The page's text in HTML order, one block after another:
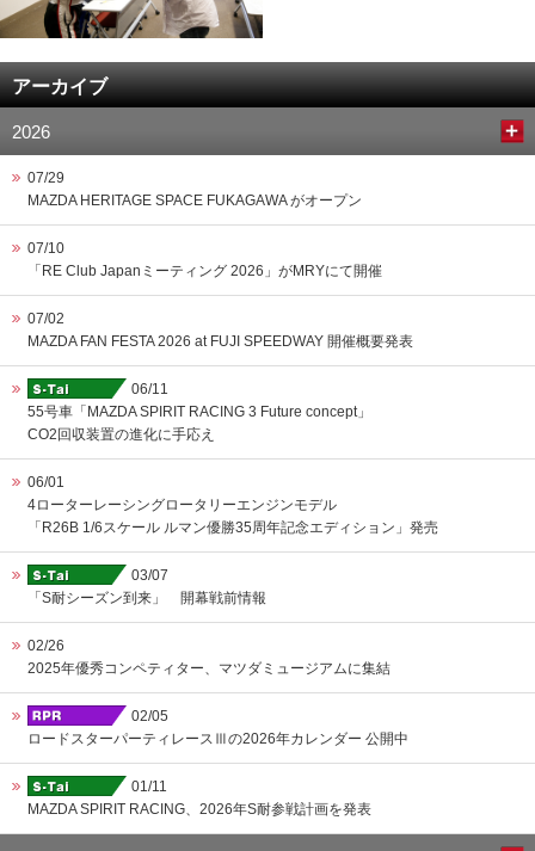
アーカイブ
2026
07/29
MAZDA HERITAGE SPACE FUKAGAWA がオープン
07/10
「RE Club Japanミーティング 2026」がMRYにて開催
07/02
MAZDA FAN FESTA 2026 at FUJI SPEEDWAY 開催概要発表
06/11
55号車「MAZDA SPIRIT RACING 3 Future concept」
CO2回収装置の進化に手応え
06/01
4ローターレーシングロータリーエンジンモデル
「R26B 1/6スケール ルマン優勝35周年記念エディション」発売
03/07
「S耐シーズン到来」 開幕戦前情報
02/26
2025年優秀コンペティター、マツダミュージアムに集結
02/05
ロードスターパーティレースⅢの2026年カレンダー 公開中
01/11
MAZDA SPIRIT RACING、2026年S耐参戦計画を発表